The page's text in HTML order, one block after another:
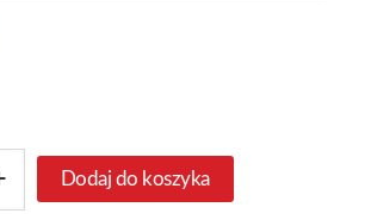
Dodaj do koszyka